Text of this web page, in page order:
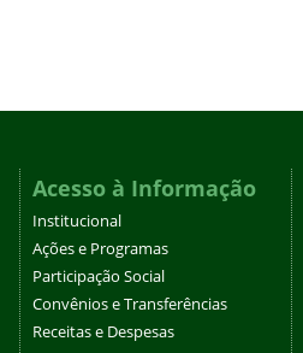
Acesso à Informação
Institucional
Ações e Programas
Participação Social
Convênios e Transferências
Receitas e Despesas